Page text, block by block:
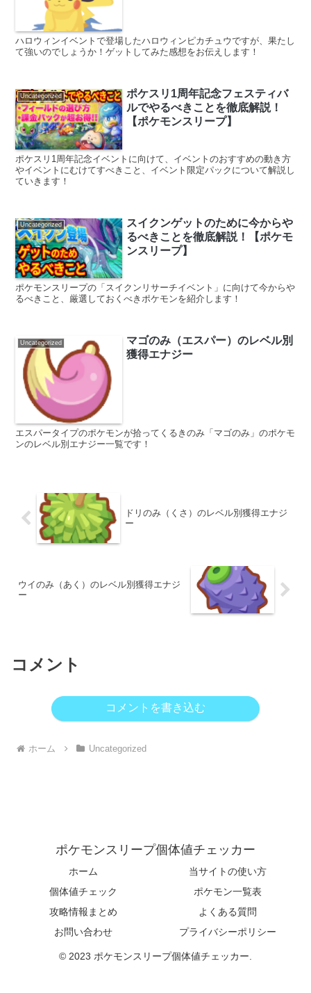
ハロウィンイベントで登場したハロウィンピカチュウですが、果たし
て強いのでしょうか！ゲットしてみた感想をお伝えします！
Uncategorized
ポケスリ1周年記念フェスティバ
ルでやるべきことを徹底解説！
【ポケモンスリープ】
ポケスリ1周年記念イベントに向けて、イベントのおすすめの動き方
やイベントにむけてすべきこと、イベント限定パックについて解説し
ていきます！
Uncategorized
スイクンゲットのために今からや
るべきことを徹底解説！【ポケモ
ンスリープ】
ポケモンスリープの「スイクンリサーチイベント」に向けて今からや
るべきこと、厳選しておくべきポケモンを紹介します！
Uncategorized
マゴのみ（エスパー）のレベル別
獲得エナジー
エスパータイプのポケモンが拾ってくるきのみ「マゴのみ」のポケモ
ンのレベル別エナジー一覧です！
ドリのみ（くさ）のレベル別獲得エナジ
ー
ウイのみ（あく）のレベル別獲得エナジ
ー
コメント
コメントを書き込む
ホーム Uncategorized
ポケモンスリープ個体値チェッカー
ホーム
当サイトの使い方
個体値チェック
ポケモン一覧表
攻略情報まとめ
よくある質問
お問い合わせ
プライバシーポリシー
© 2023 ポケモンスリープ個体値チェッカー.